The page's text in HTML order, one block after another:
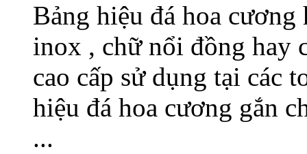
Bảng hiệu đá hoa
inox , chữ nổi đồng hay
cao cấp sử dụng tại các
hiệu đá hoa cương gắn
...